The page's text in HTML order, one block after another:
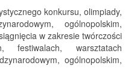
konkursu, olimpiady,
ogólnopolskim,
w zakresie twórczości
festiwalach, warsztatach
ogólnopolskim,